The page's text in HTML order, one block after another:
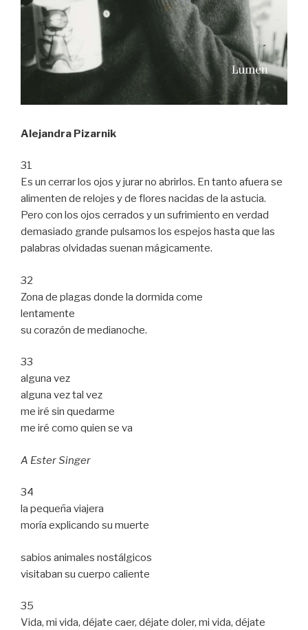
Alejandra Pizarnik
31
Es un cerrar los ojos y jurar no abrirlos. En tanto afuera se
alimenten de relojes y de flores nacidas de la astucia.
Pero con los ojos cerrados y un sufrimiento en verdad
demasiado grande pulsamos los espejos hasta que las
palabras olvidadas suenan mágicamente.
32
Zona de plagas donde la dormida come
lentamente
su corazón de medianoche.
33
alguna vez
alguna vez tal vez
me iré sin quedarme
me iré como quien se va
A Ester Singer
34
la pequeña viajera
moría explicando su muerte
sabios animales nostálgicos
visitaban su cuerpo caliente
35
Vida, mi vida, déjate caer, déjate doler, mi vida, déjate